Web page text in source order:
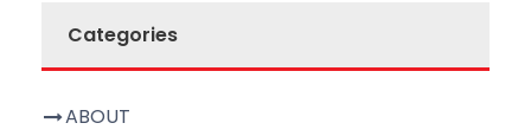
Categories
ABOUT